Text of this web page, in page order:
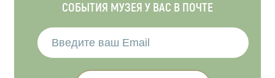
СОБЫТИЯ МУЗЕЯ У ВАС В ПОЧТЕ